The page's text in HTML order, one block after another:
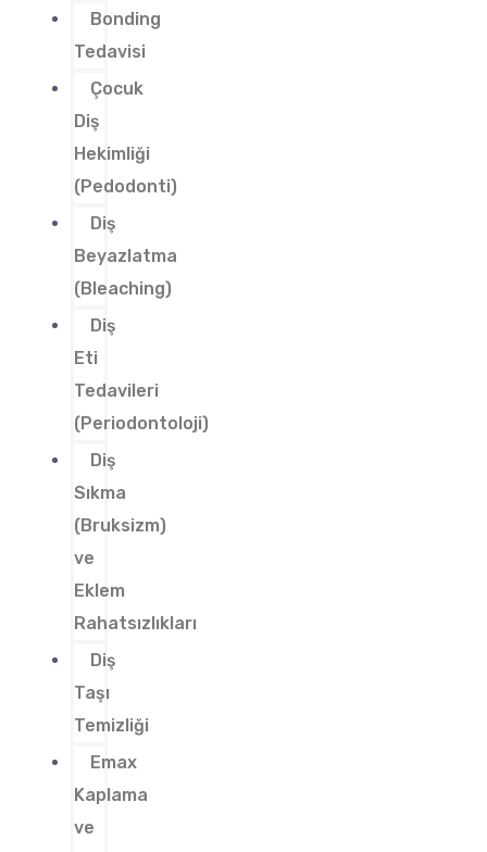
Bonding
Tedavisi
Çocuk
Diş
Hekimliği
(Pedodonti)
Diş
Beyazlatma
(Bleaching)
Diş
Eti
Tedavileri
(Periodontoloji)
Diş
Sıkma
(Bruksizm)
ve
Eklem
Rahatsızlıkları
Diş
Taşı
Temizliği
Emax
Kaplama
ve